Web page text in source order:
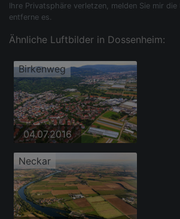
Ihre Privatsphäre verletzen, melden Sie mir die
entferne es.
Ähnliche Luftbilder in Dossenheim:
Birkenweg
04.07.2016
Neckar